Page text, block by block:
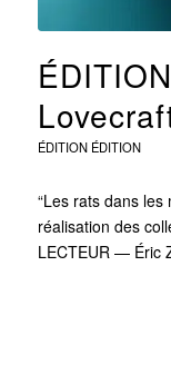
ÉDITION ÉDITION
“Les rats dans les
réalisation des
LECTEUR — Éric